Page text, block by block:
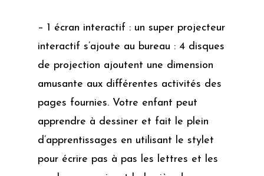
– 1 écran interactif : un super projecteur
interactif s’ajoute au bureau : 4 disques
de projection ajoutent une dimension
amusante aux différentes activités des
pages fournies. Votre enfant peut
apprendre à dessiner et fait le plein
d’apprentissages en utilisant le stylet
pour écrire pas à pas les lettres et les